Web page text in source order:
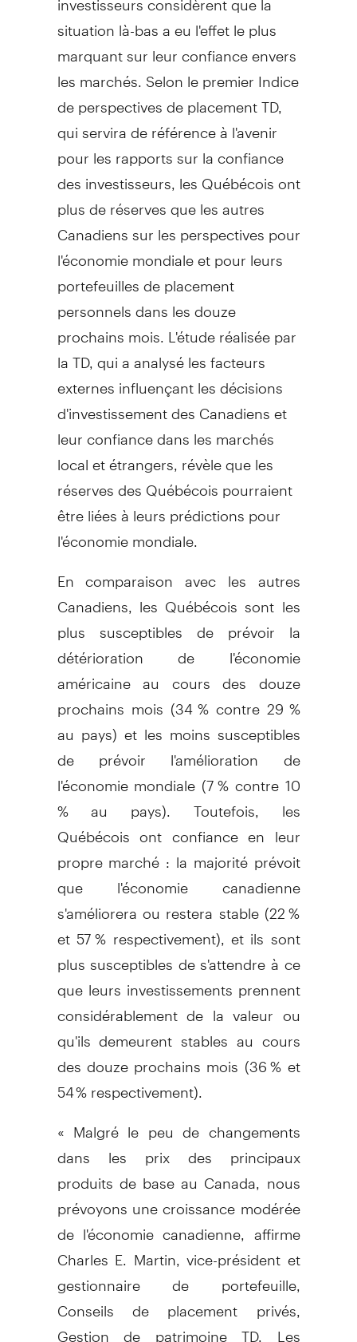
situation là-bas a eu l'effet le plus
marquant sur leur confiance envers
les marchés. Selon le premier Indice
de perspectives de placement TD,
qui servira de référence à l'avenir
pour les rapports sur la confiance
des investisseurs, les Québécois ont
plus de réserves que les autres
Canadiens sur les perspectives pour
l'économie mondiale et pour leurs
portefeuilles de placement
personnels dans les douze
prochains mois. L'étude réalisée par
la TD, qui a analysé les facteurs
externes influençant les décisions
d'investissement des Canadiens et
leur confiance dans les marchés
local et étrangers, révèle que les
réserves des Québécois pourraient
être liées à leurs prédictions pour
l'économie mondiale.
En comparaison avec les autres
Canadiens, les Québécois sont les
plus susceptibles de prévoir la
détérioration de l'économie
américaine au cours des douze
prochains mois (34 % contre 29 %
au pays) et les moins susceptibles
de prévoir l'amélioration de
l'économie mondiale (7 % contre 10
% au pays). Toutefois, les
Québécois ont confiance en leur
propre marché : la majorité prévoit
que l'économie canadienne
s'améliorera ou restera stable (22 %
et 57 % respectivement), et ils sont
plus susceptibles de s'attendre à ce
que leurs investissements prennent
considérablement de la valeur ou
qu'ils demeurent stables au cours
des douze prochains mois (36 % et
54 % respectivement).
« Malgré le peu de changements
dans les prix des principaux
produits de base au Canada, nous
prévoyons une croissance modérée
de l'économie canadienne, affirme
Charles E. Martin, vice-président et
gestionnaire de portefeuille,
Conseils de placement privés,
Gestion de patrimoine TD. Les